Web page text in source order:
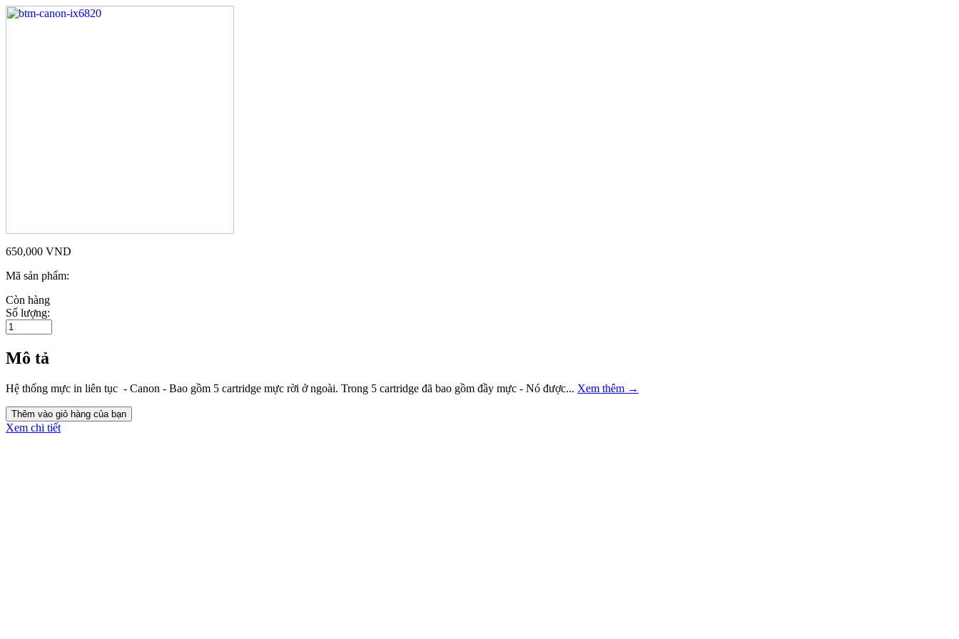
650,000 VND
Mã sản phẩm:
Còn hàng
Số lượng:
Mô tả
Hệ thống mực in liên tục - Canon - Bao gồm 5 cartridge mực rời ở ngoài. Trong 5 cartridge đã bao gồm đầy mực - Nó được... Xem thêm →
Xem chi tiết